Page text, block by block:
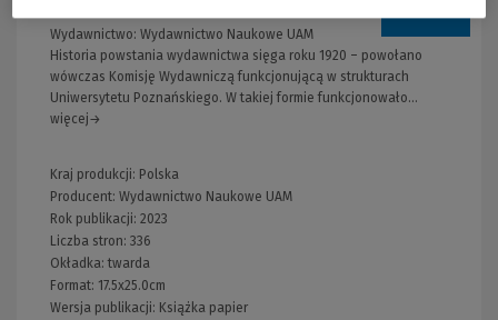
Wydawnictwo: Wydawnictwo Naukowe UAM
Historia powstania wydawnictwa sięga roku 1920 – powołano
wówczas Komisję Wydawniczą funkcjonującą w strukturach
Uniwersytetu Poznańskiego. W takiej formie funkcjonowało...
więcej→
Kraj produkcji: Polska
Producent: Wydawnictwo Naukowe UAM
Rok publikacji: 2023
Liczba stron: 336
Okładka:twarda
Format: 17.5x25.0cm
Wersja publikacji: Książka papier